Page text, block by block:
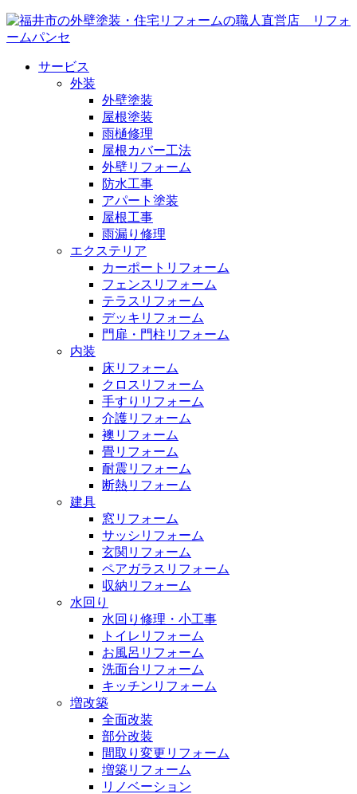
サービス
外装
外壁塗装
屋根塗装
雨樋修理
屋根カバー工法
外壁リフォーム
防水工事
アパート塗装
屋根工事
雨漏り修理
エクステリア
カーポートリフォーム
フェンスリフォーム
テラスリフォーム
デッキリフォーム
門扉・門柱リフォーム
内装
床リフォーム
クロスリフォーム
手すりリフォーム
介護リフォーム
襖リフォーム
畳リフォーム
耐震リフォーム
断熱リフォーム
建具
窓リフォーム
サッシリフォーム
玄関リフォーム
ペアガラスリフォーム
収納リフォーム
水回り
水回り修理・小工事
トイレリフォーム
お風呂リフォーム
洗面台リフォーム
キッチンリフォーム
増改築
全面改装
部分改装
間取り変更リフォーム
増築リフォーム
リノベーション